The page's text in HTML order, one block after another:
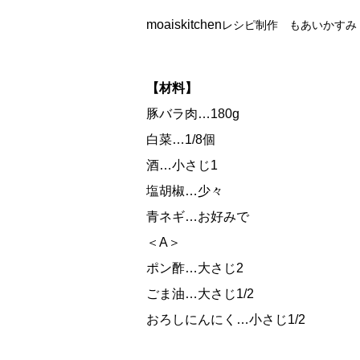
moaiskitchenレシピ制作 もあいかすみ
【材料】
豚バラ肉…180g
白菜…1/8個
酒…小さじ1
塩胡椒…少々
青ネギ…お好みで
＜A＞
ポン酢…大さじ2
ごま油…大さじ1/2
おろしにんにく…小さじ1/2